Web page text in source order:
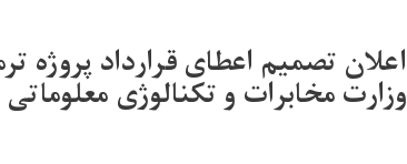
وزارت مخابرات و تکنالوژی معلوماتی